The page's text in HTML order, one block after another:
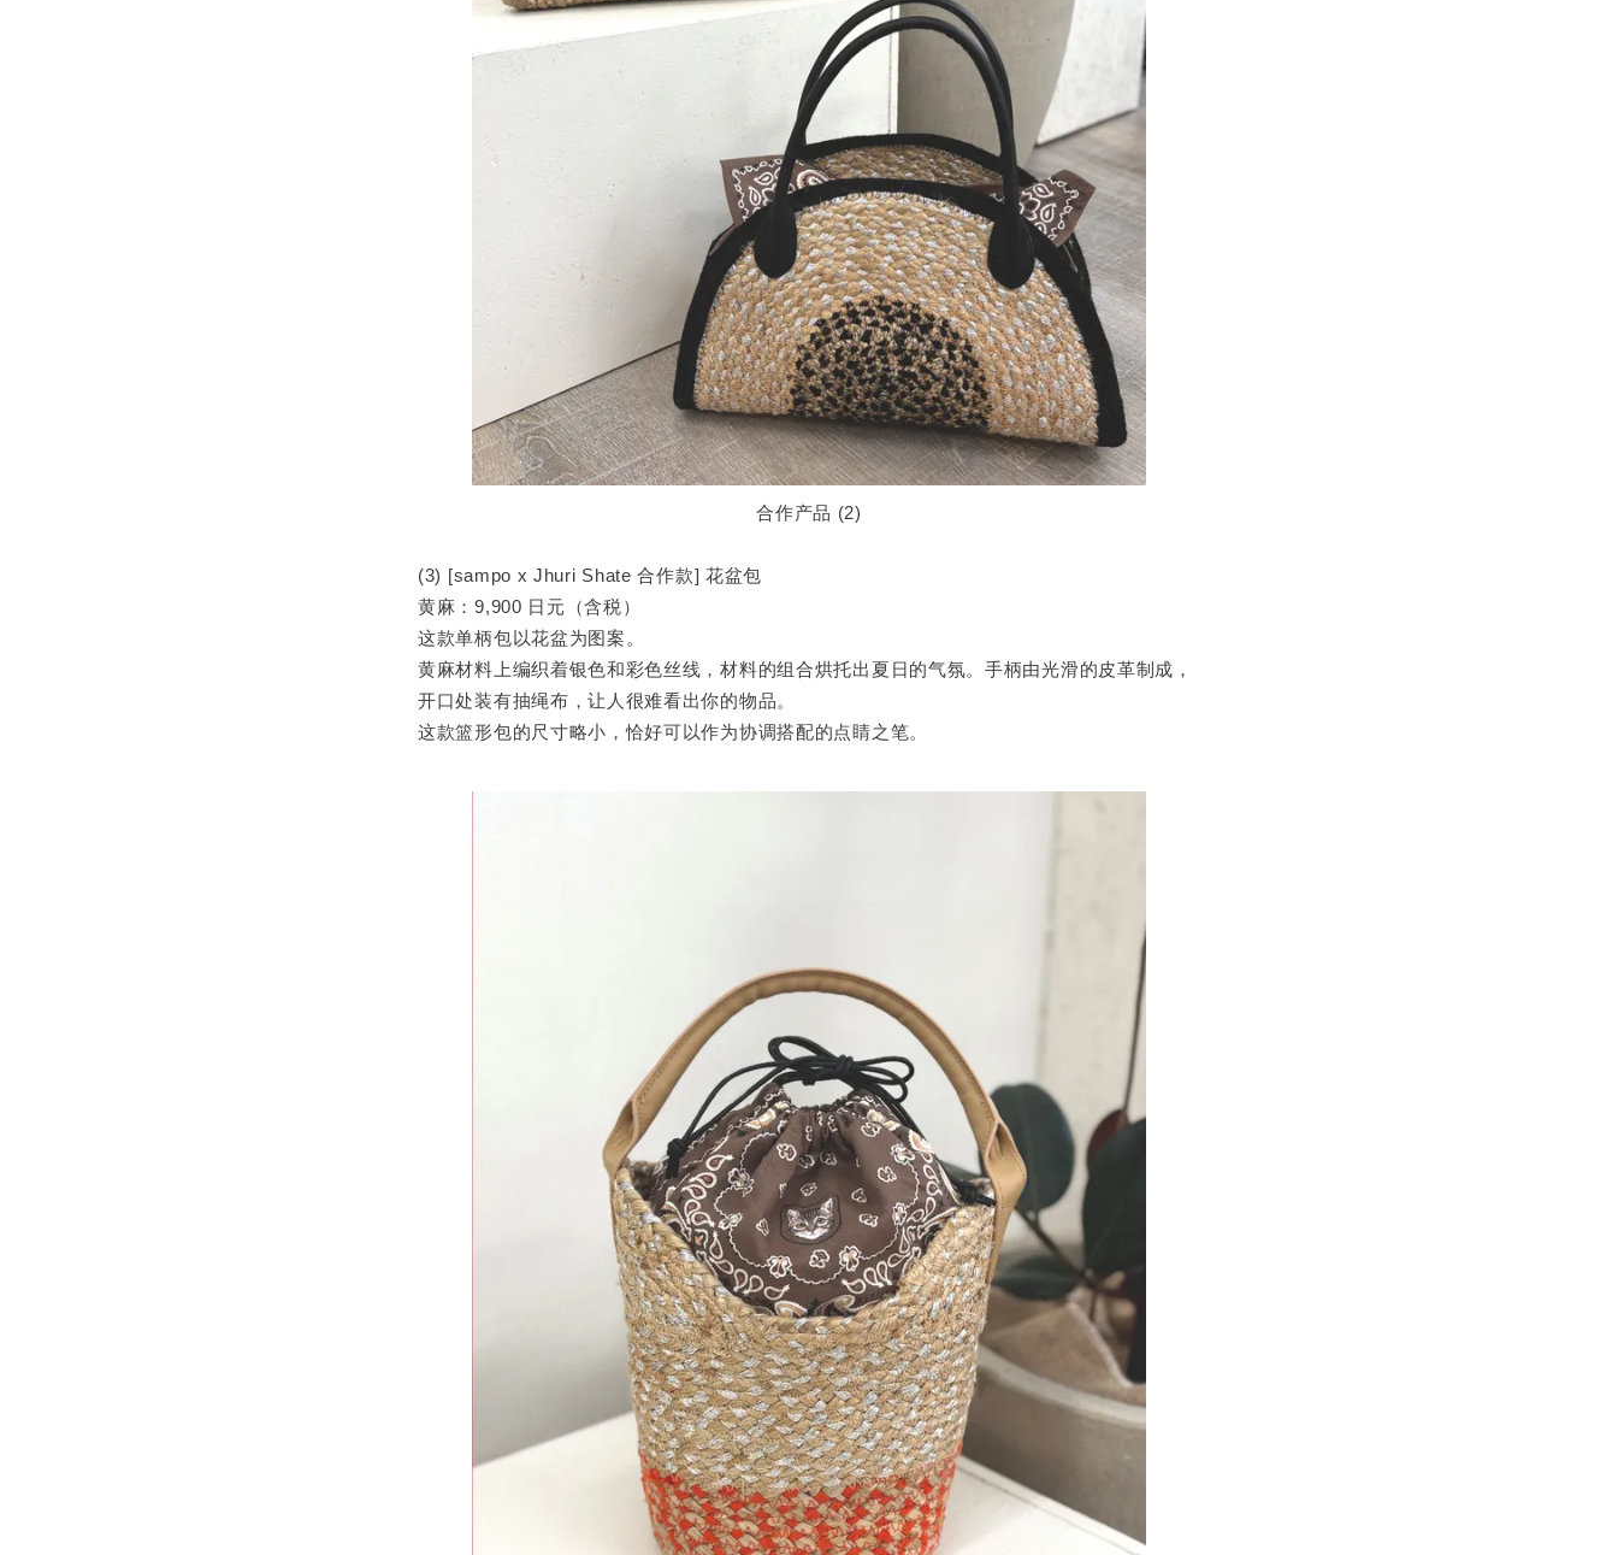
合作产品 (2)
(3) [sampo x Jhuri Shate 合作款] 花盆包
黄麻：9,900 日元（含税）
这款单柄包以花盆为图案。
黄麻材料上编织着银色和彩色丝线，材料的组合烘托出夏日的气氛。手柄由光滑的皮革制成，
开口处装有抽绳布，让人很难看出你的物品。
这款篮形包的尺寸略小，恰好可以作为协调搭配的点睛之笔。